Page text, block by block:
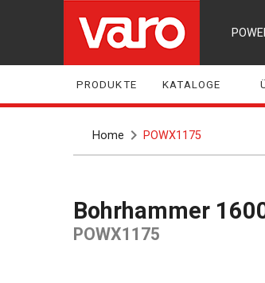
PRODUKTE KATALOGE
Home POWX1175
Bohrhammer
POWX1175